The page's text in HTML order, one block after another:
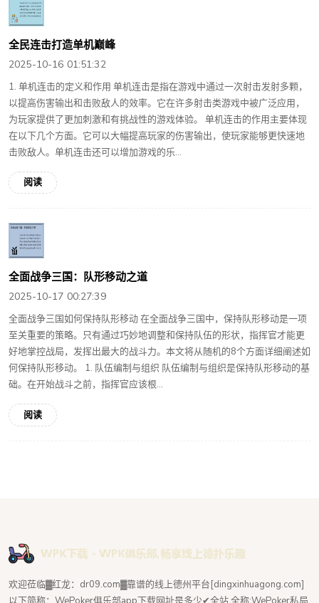
全民连击打造单机巅峰
2025-10-16 01:51:32
1. 单机连击的定义和作用 单机连击是指在游戏中通过一次射击发射多颗，
以提高伤害输出和击败敌人的效率。它在许多射击类游戏中被广泛应用，
为玩家提供了更加刺激和有挑战性的游戏体验。 单机连击的作用主要体现
在以下几个方面。它可以大幅提高玩家的伤害输出，使玩家能够更快速地
击败敌人。单机连击还可以增加游戏的乐...
阅读
全面战争三国：队形移动之道
2025-10-17 00:27:39
全面战争三国如何保持队形移动 在全面战争三国中，保持队形移动是一项
至关重要的策略。只有通过巧妙地调整和保持队伍的形状，指挥官才能更
好地掌控战局，发挥出最大的战斗力。本文将从随机的8个方面详细阐述如
何保持队形移动。 1. 队伍编制与组织 队伍编制与组织是保持队形移动的基
础。在开始战斗之前，指挥官应该根...
阅读
欢迎莅临▓红龙：dr09.com▓靠谱的线上德州平台[dingxinhuagong.com]